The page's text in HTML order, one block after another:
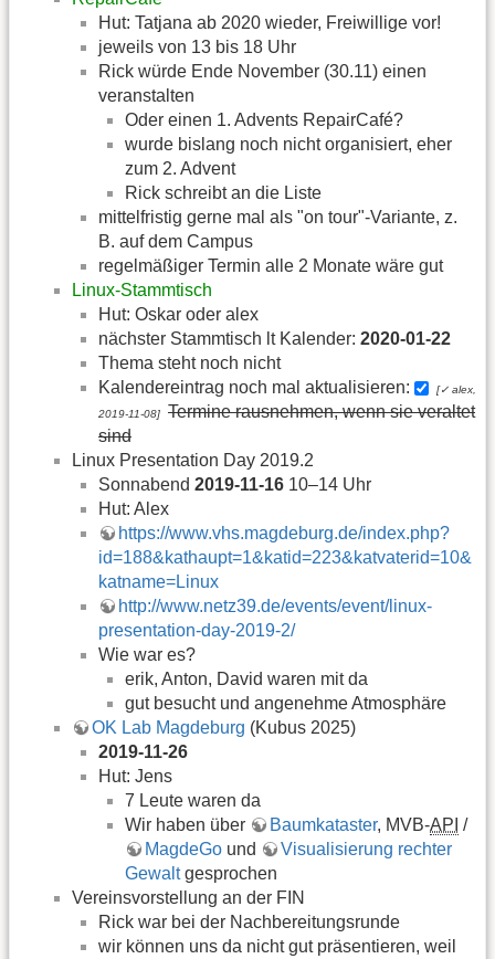
Hut: Tatjana ab 2020 wieder, Freiwillige vor!
jeweils von 13 bis 18 Uhr
Rick würde Ende November (30.11) einen
veranstalten
Oder einen 1. Advents RepairCafé?
wurde bislang noch nicht organisiert, eher
zum 2. Advent
Rick schreibt an die Liste
mittelfristig gerne mal als "on tour"-Variante, z.
B. auf dem Campus
regelmäßiger Termin alle 2 Monate wäre gut
Linux-Stammtisch
Hut: Oskar oder alex
nächster Stammtisch lt Kalender: 2020-01-22
Thema steht noch nicht
Kalendereintrag noch mal aktualisieren:
[✓ alex,
2019-11-08]
Termine rausnehmen, wenn sie veraltet
sind
Linux Presentation Day 2019.2
Sonnabend 2019-11-16 10–14 Uhr
Hut: Alex
https://www.vhs.magdeburg.de/index.php?
id=188&kathaupt=1&katid=223&katvaterid=10&
katname=Linux
http://www.netz39.de/events/event/linux-
presentation-day-2019-2/
Wie war es?
erik, Anton, David waren mit da
gut besucht und angenehme Atmosphäre
OK Lab Magdeburg (Kubus 2025)
2019-11-26
Hut: Jens
7 Leute waren da
Wir haben über
Baumkataster, MVB-API /
MagdeGo und
Visualisierung rechter
Gewaltgesprochen
Vereinsvorstellung an der FIN
Rick war bei der Nachbereitungsrunde
wir können uns da nicht gut präsentieren, weil